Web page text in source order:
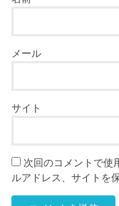
メール
サイト
次回のコメントで使
ルアドレス、サイトを